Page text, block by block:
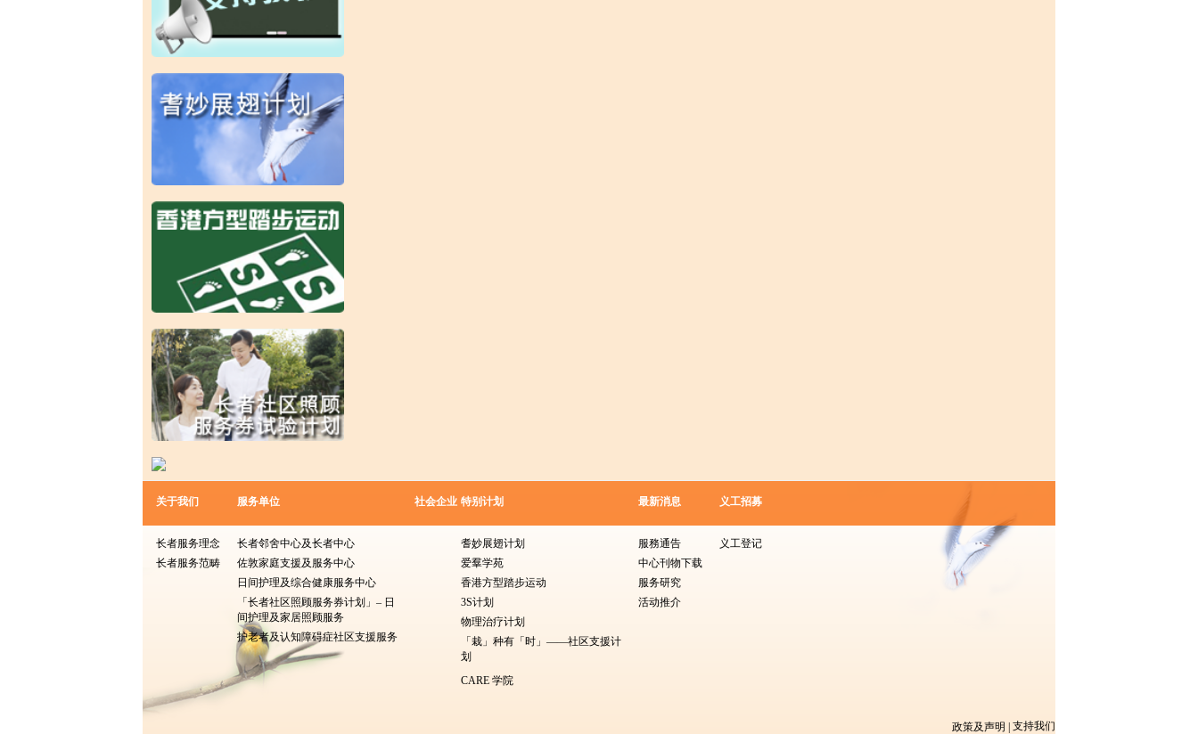
关于我们
长者服务理念
长者服务范畴
服务单位
长者邻舍中心及长者中心
佐敦家庭支援及服务中心
日间护理及综合健康服务中心
「长者社区照顾服务券计划」– 日
间护理及家居照顾服务
护老者及认知障碍症社区支援服务
社会企业 特别计划
耆妙展翅计划
爱羣学苑
香港方型​​踏步运动
3S计划
物理治疗计划
「栽」种有「时」——社区支援计
划
CARE 学院
最新消息
服務通告
中心刊物下载
服务研究
活动推介
义工招募
义工登记
政策及声明 支持我们